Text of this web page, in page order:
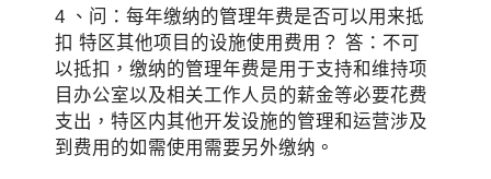
4 、问：每年缴纳的管理年费是否可以用来抵
扣 特区其他项目的设施使用费用？ 答：不可
以抵扣，缴纳的管理年费是用于支持和维持项
目办公室以及相关工作人员的薪金等必要花费
支出，特区内其他开发设施的管理和运营涉及
到费用的如需使用需要另外缴纳。